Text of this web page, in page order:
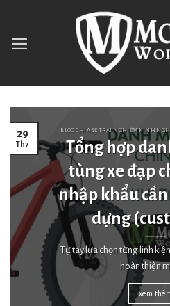
content
BLOG CHIA SẺ TRẢI NGHIỆM KINH
Tổng hợp
tùng xe đạp
nhập khẩu
dựng
Tự tay lựa chọn từng linh
hoàn thiện
xem
29
Th7